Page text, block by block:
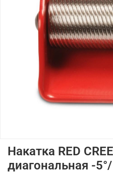
Накатка RED
диагональная -